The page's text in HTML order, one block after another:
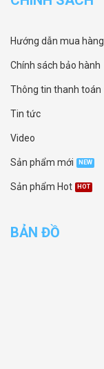
Hướng dẫn mua hàng
Chính sách bảo hành
Thông tin thanh toán
Tin tức
Video
Sản phẩm mới
Sản phẩm Hot
BẢN ĐỒ